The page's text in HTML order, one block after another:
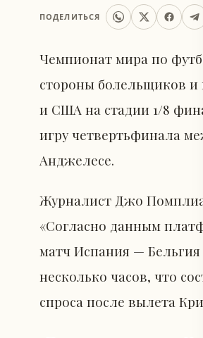
ПОДЕЛИТЬСЯ
Чемпионат мира по
стороны болельщиков и
и США на стадии 1/8
игру четвертьфинала
Анджелесе.
Журналист Джо
«Согласно данным
матч Испания — Бельгия
несколько часов, что
спроса после вылета